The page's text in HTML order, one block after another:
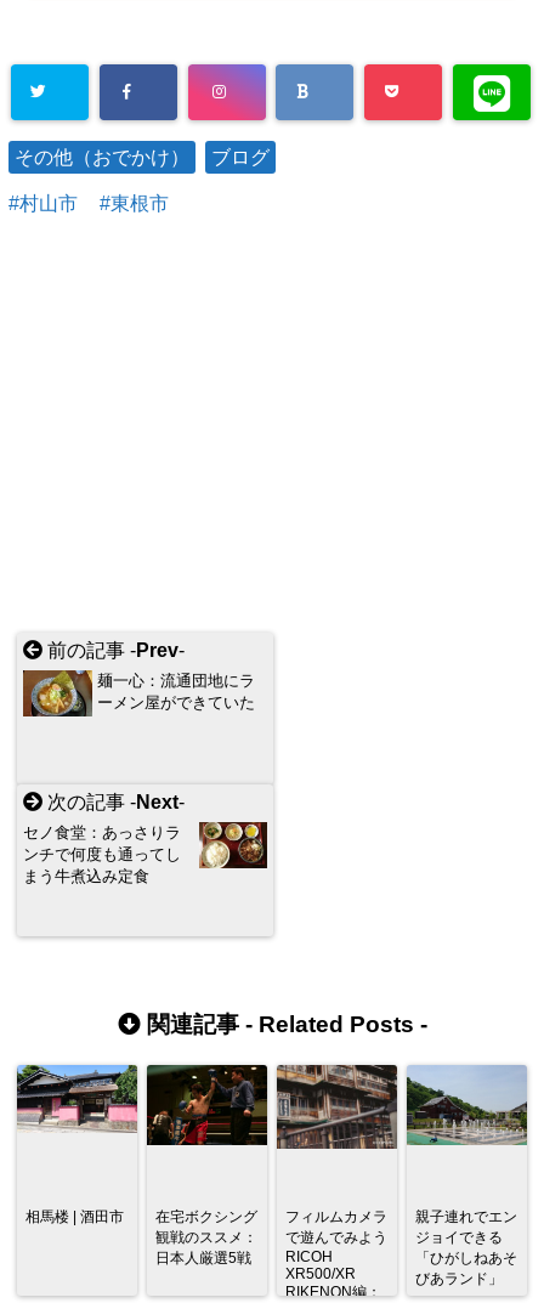
その他（おでかけ） ブログ
村山市 東根市
前の記事 -Prev-
麺一心：流通団地にラ
ーメン屋ができていた
次の記事 -Next-
セノ食堂：あっさりラ
ンチで何度も通ってし
まう牛煮込み定食
関連記事 - Related Posts -
相馬楼 | 酒田市
在宅ボクシング
観戦のススメ：
日本人厳選5戦
フィルムカメラ
で遊んでみよう
RICOH
XR500/XR
RIKENON編：
親子連れでエン
ジョイできる
「ひがしねあそ
びあランド」